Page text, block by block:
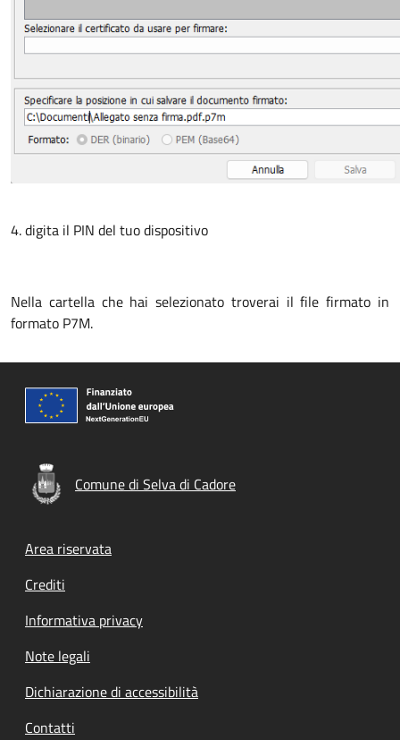
4. digita il PIN del tuo dispositivo
Nella cartella che hai selezionato troverai il file firmato in
formato P7M.
Comune di Selva di Cadore
Footer menu
Area riservata
Crediti
Informativa privacy
Note legali
Dichiarazione di accessibilità
Contatti